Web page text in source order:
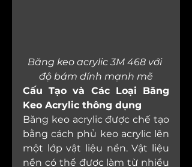
Băng keo acrylic 3M 468 với
độ bám dính mạnh mẽ
Cấu Tạo và Các Loại Băng
Keo Acrylic thông dụng
Băng keo acrylic được chế tạo
bằng cách phủ keo acrylic lên
một lớp vật liệu nền. Vật liệu
nền có thể được làm từ nhiều